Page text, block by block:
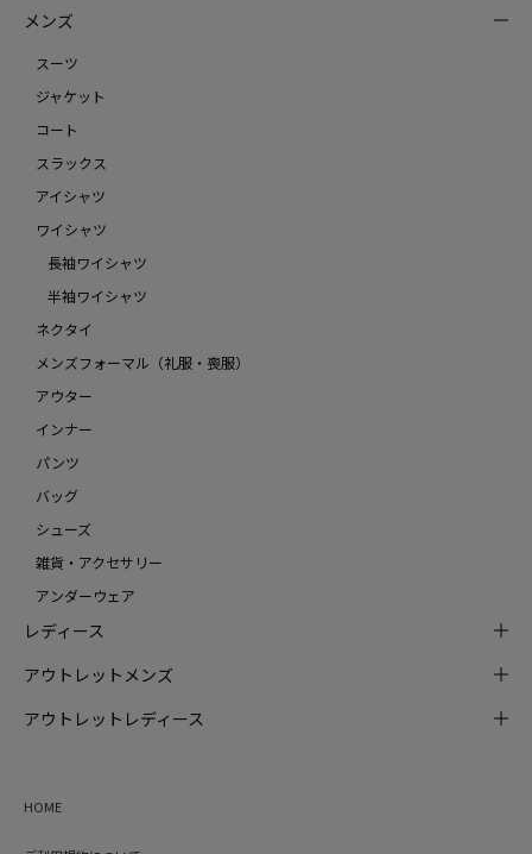
メンズ
スーツ
ジャケット
コート
スラックス
アイシャツ
ワイシャツ
長袖ワイシャツ
半袖ワイシャツ
ネクタイ
メンズフォーマル（礼服・喪服）
アウター
インナー
パンツ
バッグ
シューズ
雑貨・アクセサリー
アンダーウェア
レディース
アウトレットメンズ
アウトレットレディース
HOME